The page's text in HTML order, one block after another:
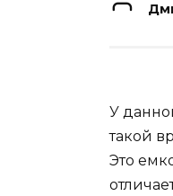
У
такой
Это